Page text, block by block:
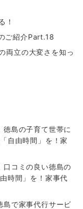
！
ご紹介Part.18
両立の大変さを知っ
徳島の子育て世帯に
自由時間」を！家
口コミの良い徳島の
時間」を！家事代
島で家事代行サービ